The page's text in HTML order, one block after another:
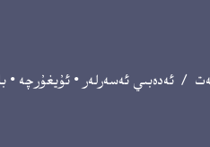
/ئەدەبىي ئەسەرلەر •ئۇيغۇرچە •